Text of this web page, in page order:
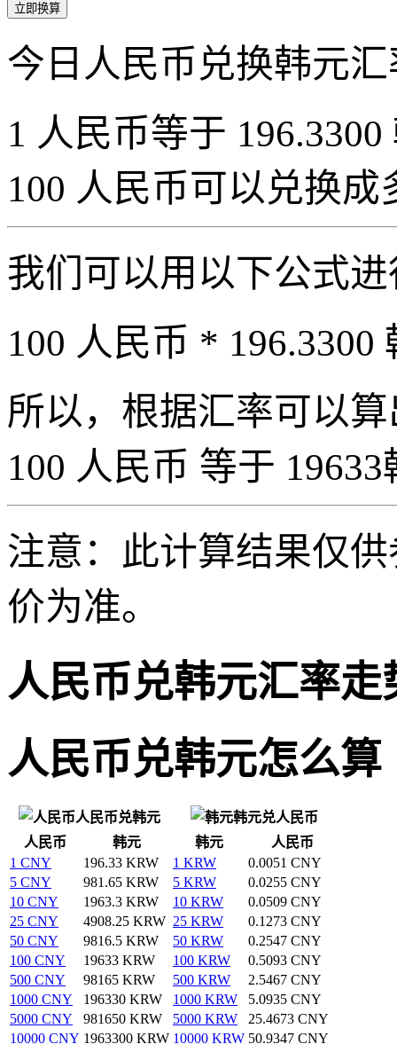
立即换算
今日人民币兑换韩元
1 人民币等于
100 人民币可以兑换成
我们可以用以下公式
100 人民币 * 196.3300
所以，根据汇率可以
100 人民币 等于
注意：此计算结果仅
价为准。
人民币兑韩元汇率走
人民币兑韩元怎么算
人民币兑韩元
韩元兑人民币
人民币
韩元 韩元
人民币
1 CNY
196.33 KRW 1 KRW
0.0051 CNY
5 CNY
981.65 KRW 5 KRW
0.0255 CNY
10 CNY
1963.3 KRW 10 KRW
0.0509 CNY
25 CNY
4908.25 KRW 25 KRW
0.1273 CNY
50 CNY
9816.5 KRW 50 KRW
0.2547 CNY
100 CNY
19633 KRW 100 KRW
0.5093 CNY
500 CNY
98165 KRW 500 KRW
2.5467 CNY
1000 CNY
196330 KRW 1000 KRW
5.0935 CNY
5000 CNY
981650 KRW 5000 KRW
25.4673 CNY
10000 CNY 1963300 KRW 10000 KRW 50.9347 CNY